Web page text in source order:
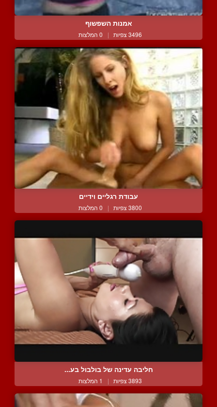
אמנות השפשוף
3496 צפיות | 0 המלצות
עבודת רגליים וידיים
3800 צפיות | 0 המלצות
חליבה עדינה של בולבול בע...
3893 צפיות | 1 המלצות